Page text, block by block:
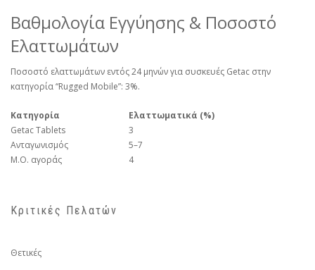
Βαθμολογία Εγγύησης & Ποσοστό
Ελαττωμάτων
Ποσοστό ελαττωμάτων εντός 24 μηνών για συσκευές Getac στην
κατηγορία “Rugged Mobile”: 3%.
Κατηγορία
Ελαττωματικά (%)
Getac Tablets
3
Ανταγωνισμός
5–7
Μ.Ο. αγοράς
4
Κριτικές Πελατών
Θετικές